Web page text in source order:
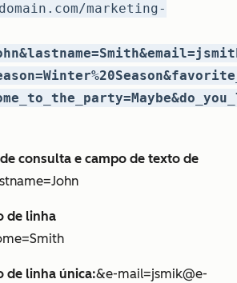
marketing-
consulta e campo de texto de
de linha
de linha única:&e-mail=jsmik@e-